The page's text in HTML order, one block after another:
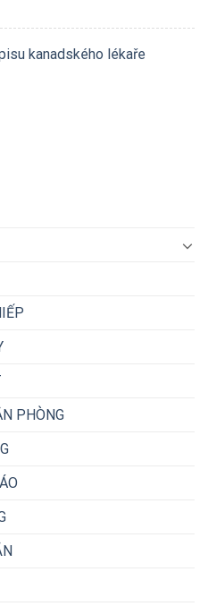
kanadského lékaře
PHÒNG